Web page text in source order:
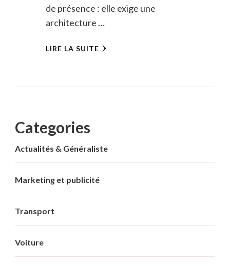
de présence : elle exige une
architecture …
LIRE LA SUITE
Categories
Actualités & Généraliste
Marketing et publicité
Transport
Voiture